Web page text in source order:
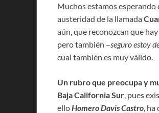
Muchos estamos
austeridad de la llamada
aún, que reconozcan que
pero también –seguro estoy
cual también es muy válido.
Un rubro que preocupa y
Baja California Sur , pues
ello Homero Davis Castro ,